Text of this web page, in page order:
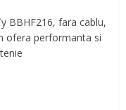
BBHF216, fara cablu,
ofera performanta si